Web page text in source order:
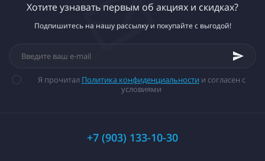
Хотите узнавать первым об акциях и скидках?
Подпишитесь на нашу рассылку и покупайте с выгодой!
Я прочитал Политика конфиденциальности и согласен с
условиями
+7 (903) 133-10-30